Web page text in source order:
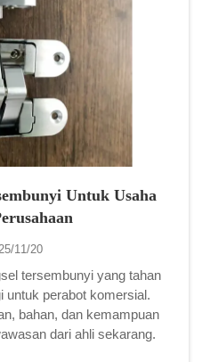
Untuk Usaha
11/20
tersembunyi yang tahan
untuk perabot komersial.
bahan, dan kemampuan
dari ahli sekarang.